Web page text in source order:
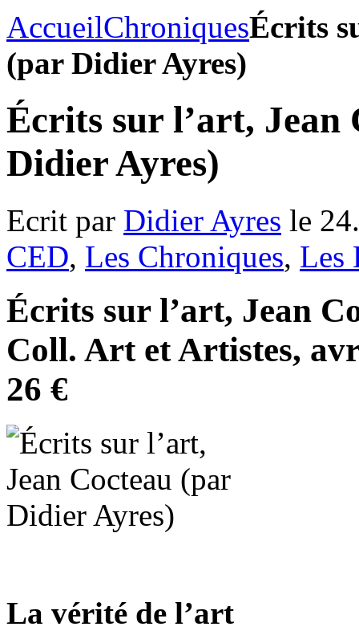
AccueilChroniquesÉcrits
(par Didier Ayres)
Écrits sur l’art, Jean
Didier Ayres)
Ecrit par Didier Ayres le
CED, Les Chroniques, Les
Écrits sur l’art, Jean
Coll. Art et Artistes,
26 €
La vérité de l’art